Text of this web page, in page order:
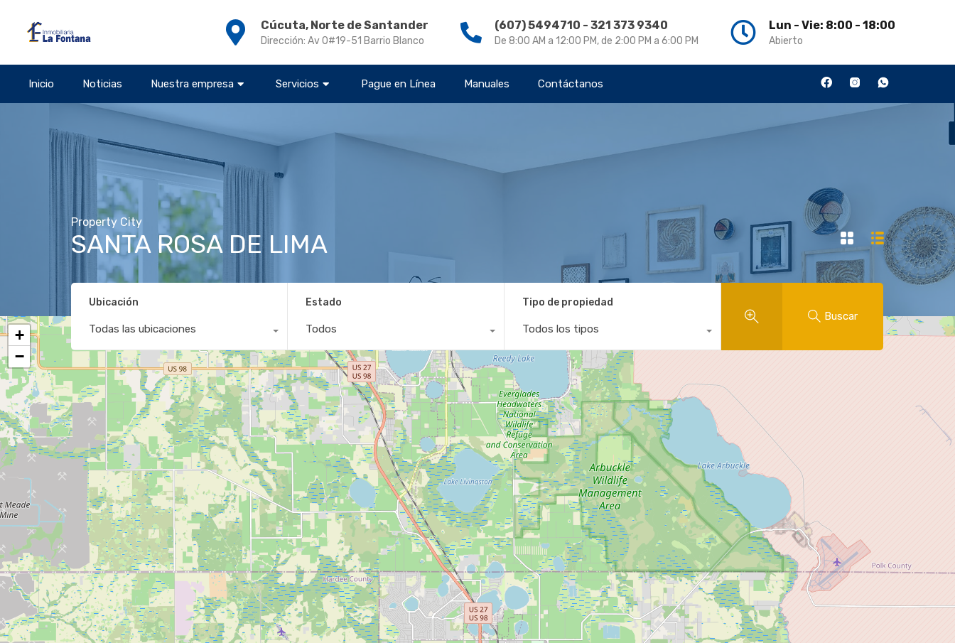
Cúcuta, Norte de Santander
Dirección: Av 0#19-51 Barrio Blanco
(607) 5494710 - 321 373 9340
De 8:00 AM a 12:00 PM, de 2:00 PM a 6:00 PM
Lun - Vie: 8:00 - 18:00
Abierto
Inicio Noticias Nuestra empresa Servicios Pague en Línea Manuales Contáctanos
Property City
SANTA ROSA DE LIMA
Ubicación
Todas las ubicaciones
Estado
Todos
Tipo de propiedad
Todos los tipos
Buscar
+
−